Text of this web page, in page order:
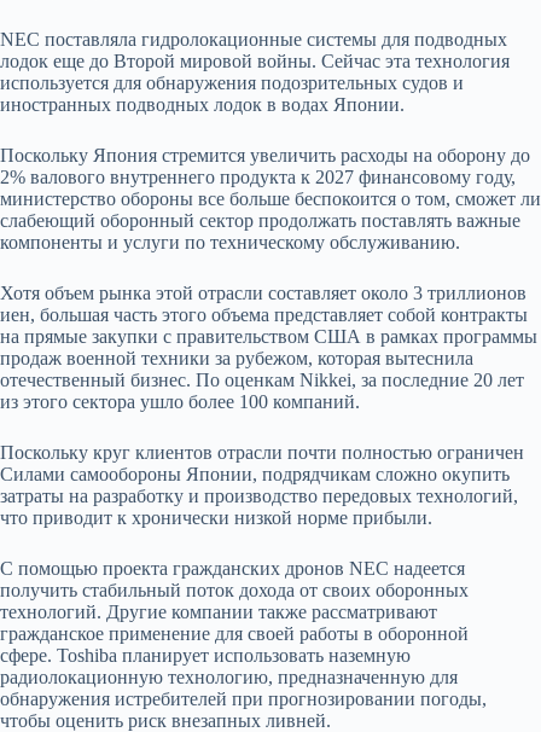
NEC поставляла гидролокационные системы для подводных
лодок еще до Второй мировой войны. Сейчас эта технология
используется для обнаружения подозрительных судов и
иностранных подводных лодок в водах Японии.
Поскольку Япония стремится увеличить расходы на оборону до
2% валового внутреннего продукта к 2027 финансовому году,
министерство обороны все больше беспокоится о том, сможет ли
слабеющий оборонный сектор продолжать поставлять важные
компоненты и услуги по техническому обслуживанию.
Хотя объем рынка этой отрасли составляет около 3 триллионов
иен, большая часть этого объема представляет собой контракты
на прямые закупки с правительством США в рамках программы
продаж военной техники за рубежом, которая вытеснила
отечественный бизнес. По оценкам Nikkei, за последние 20 лет
из этого сектора ушло более 100 компаний.
Поскольку круг клиентов отрасли почти полностью ограничен
Силами самообороны Японии, подрядчикам сложно окупить
затраты на разработку и производство передовых технологий,
что приводит к хронически низкой норме прибыли.
С помощью проекта гражданских дронов NEC надеется
получить стабильный поток дохода от своих оборонных
технологий. Другие компании также рассматривают
гражданское применение для своей работы в оборонной
сфере. Toshiba планирует использовать наземную
радиолокационную технологию, предназначенную для
обнаружения истребителей при прогнозировании погоды,
чтобы оценить риск внезапных ливней.